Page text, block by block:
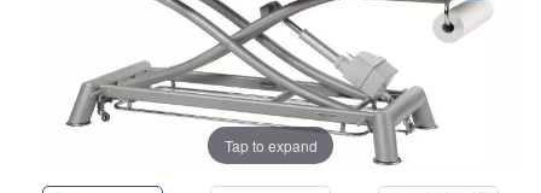
Tap to expand